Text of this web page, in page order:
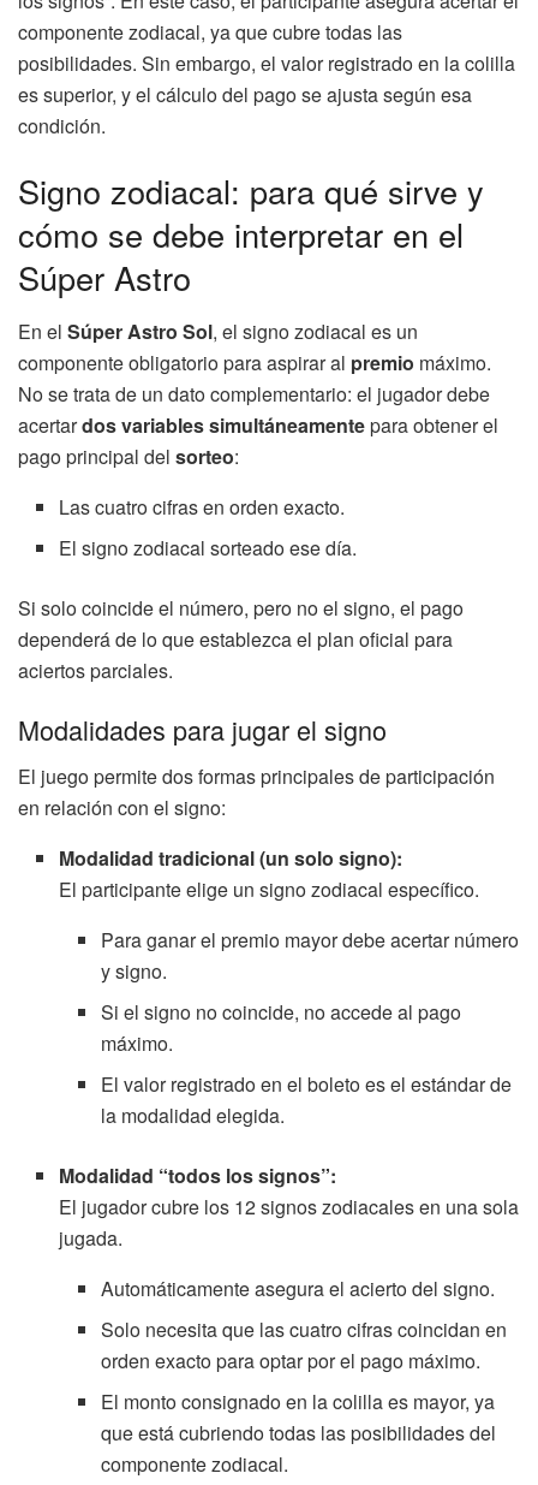
componente zodiacal, ya que cubre todas las
posibilidades. Sin embargo, el valor registrado en la colilla
es superior, y el cálculo del pago se ajusta según esa
condición.
Signo zodiacal: para qué sirve y
cómo se debe interpretar en el
Súper Astro
En el Súper Astro Sol, el signo zodiacal es un
componente obligatorio para aspirar al premio máximo.
No se trata de un dato complementario: el jugador debe
acertardos variables simultáneamentepara obtener el
pago principal del sorteo:
Las cuatro cifras en orden exacto.
El signo zodiacal sorteado ese día.
Si solo coincide el número, pero no el signo, el pago
dependerá de lo que establezca el plan oficial para
aciertos parciales.
Modalidades para jugar el signo
El juego permite dos formas principales de participación
en relación con el signo:
Modalidad tradicional (un solo signo):
El participante elige un signo zodiacal específico.
Para ganar el premio mayor debe acertar número
y signo.
Si el signo no coincide, no accede al pago
máximo.
El valor registrado en el boleto es el estándar de
la modalidad elegida.
Modalidad “todos los signos”:
El jugador cubre los 12 signos zodiacales en una sola
jugada.
Automáticamente asegura el acierto del signo.
Solo necesita que las cuatro cifras coincidan en
orden exacto para optar por el pago máximo.
El monto consignado en la colilla es mayor, ya
que está cubriendo todas las posibilidades del
componente zodiacal.